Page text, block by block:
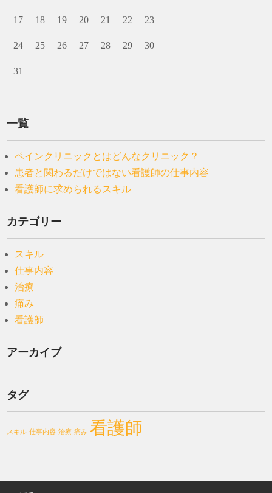
17 18 19 20 21 22 23
24 25 26 27 28 29 30
31
一覧
ペインクリニックとはどんなクリニック？
患者と関わるだけではない看護師の仕事内容
看護師に求められるスキル
カテゴリー
スキル
仕事内容
治療
痛み
看護師
アーカイブ
タグ
スキル 仕事内容 治療 痛み 看護師